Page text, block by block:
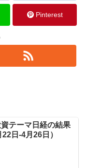
Pinterest
テーマ日経の結果
22日-4月26日）